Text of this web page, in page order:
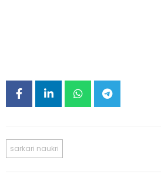
sarkari naukri